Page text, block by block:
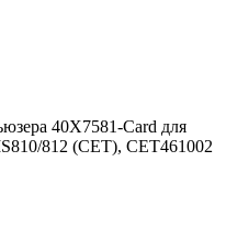
40X7581-Card для
812 (CET), CET461002